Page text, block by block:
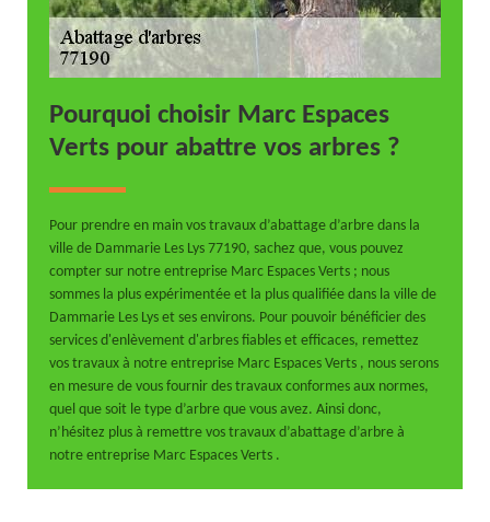
Pourquoi choisir Marc Espaces
Verts pour abattre vos arbres ?
Pour prendre en main vos travaux d’abattage d’arbre dans la
ville de Dammarie Les Lys 77190, sachez que, vous pouvez
compter sur notre entreprise Marc Espaces Verts ; nous
sommes la plus expérimentée et la plus qualifiée dans la ville de
Dammarie Les Lys et ses environs. Pour pouvoir bénéficier des
services d'enlèvement d'arbres fiables et efficaces, remettez
vos travaux à notre entreprise Marc Espaces Verts , nous serons
en mesure de vous fournir des travaux conformes aux normes,
quel que soit le type d’arbre que vous avez. Ainsi donc,
n’hésitez plus à remettre vos travaux d’abattage d’arbre à
notre entreprise Marc Espaces Verts .